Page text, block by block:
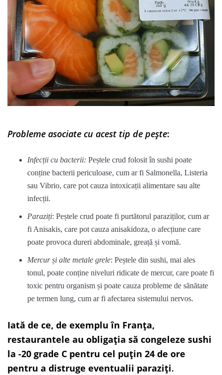
Probleme asociate cu acest tip de pește:
Infecții cu bacterii: Peștele crud folosit în sushi poate
conține bacterii periculoase, cum ar fi Salmonella, Listeria
sau Vibrio, care pot cauza intoxicații alimentare sau alte
infecții.
Paraziți: Peștele crud poate fi purtătorul paraziților, cum ar
fi Anisakis, care pot cauza anisakidoza, o afecțiune care
poate provoca dureri abdominale, greață și vomă.
Mercur și alte metale grele: Peștele din sushi, mai ales
tonul, poate conține niveluri ridicate de mercur, care poate fi
toxic pentru organism și poate cauza probleme de sănătate
pe termen lung, cum ar fi afectarea sistemului nervos.
Iată de ce, de exemplu în Franța,
restaurantele au obligația să congeleze sushi
la -20 grade C pentru cel puțin 24 de ore
pentru a distruge eventualii paraziți.